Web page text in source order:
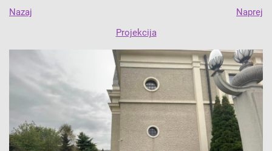
Nazaj
Naprej
Projekcija